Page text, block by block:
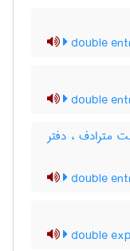
double
double
مترادف ، دفتر
double
double